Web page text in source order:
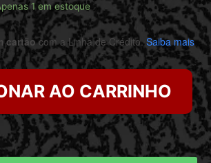
1 em estoque
cartãocom a Linha de Crédito. Saiba mais
AO CARRINHO